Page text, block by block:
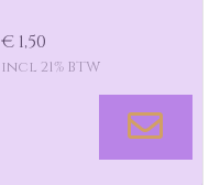
€ 1,50
incl 21% BTW